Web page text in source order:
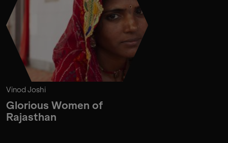
Vinod Joshi
Glorious Women of
Rajasthan